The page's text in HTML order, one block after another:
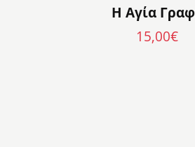
Η Αγία
15,00€